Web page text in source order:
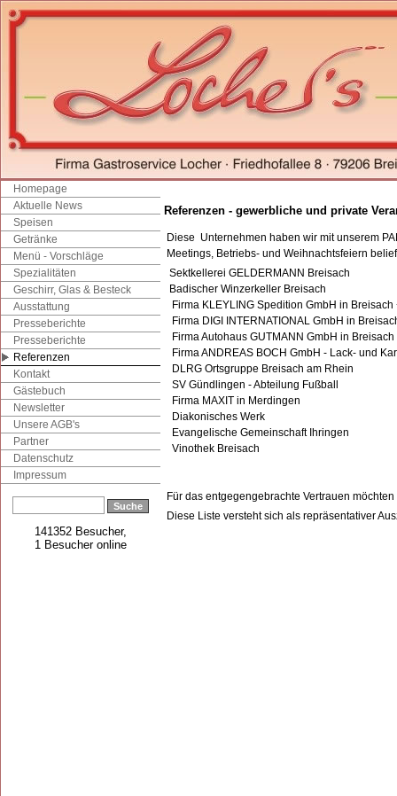
Homepage
Aktuelle News
Speisen
Getränke
Menü - Vorschläge
Spezialitäten
Geschirr, Glas & Besteck
Ausstattung
Presseberichte
Presseberichte
Referenzen
Kontakt
Gästebuch
Newsletter
Unsere AGB's
Partner
Datenschutz
Impressum
141352 Besucher,
1 Besucher online
Referenzen - gewerbliche und private
Diese Unternehmen haben wir mit unserem
Meetings, Betriebs- und Weihnachtsfeiern
Sektkellerei GELDERMANN Breisach
Badischer Winzerkeller Breisach
Firma KLEYLING Spedition GmbH in Breisach
Firma DIGI INTERNATIONAL GmbH in
Firma Autohaus GUTMANN GmbH in Breisach
Firma ANDREAS BOCH GmbH - Lack- und
DLRG Ortsgruppe Breisach am Rhein
SV Gündlingen - Abteilung Fußball
Firma MAXIT in Merdingen
Diakonisches Werk
Evangelische Gemeinschaft Ihringen
Vinothek Breisach
Für das entgegengebrachte Vertrauen
Diese Liste versteht sich als repräsentativer